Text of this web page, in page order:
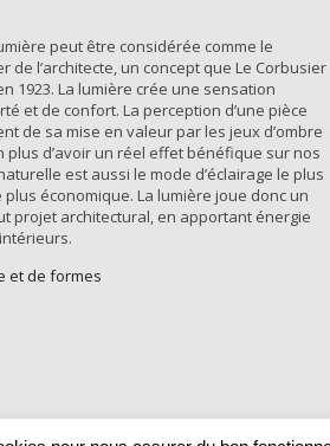
peut être considérée comme le
de l’architecte, un concept que Le Corbusier
1923. La lumière crée une sensation
et de confort. La perception d’une pièce
de sa mise en valeur par les jeux d’ombre
plus d’avoir un réel effet bénéfique sur nos
est aussi le mode d’éclairage le plus
économique. La lumière joue donc un
projet architectural, en apportant énergie
et de formes